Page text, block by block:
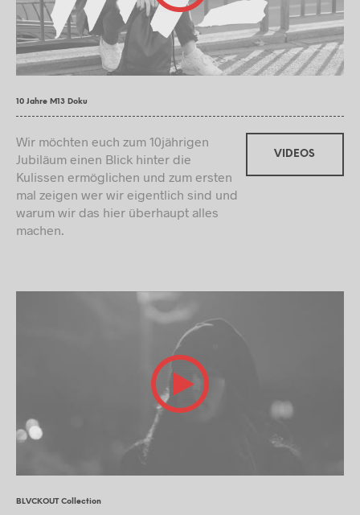
10 Jahre M13 Doku
Wir möchten euch zum 10jährigen
Jubiläum einen Blick hinter die
Kulissen ermöglichen und zum ersten
mal zeigen wer wir eigentlich sind und
warum wir das hier überhaupt alles
machen.
VIDEOS
BLVCKOUT Collection